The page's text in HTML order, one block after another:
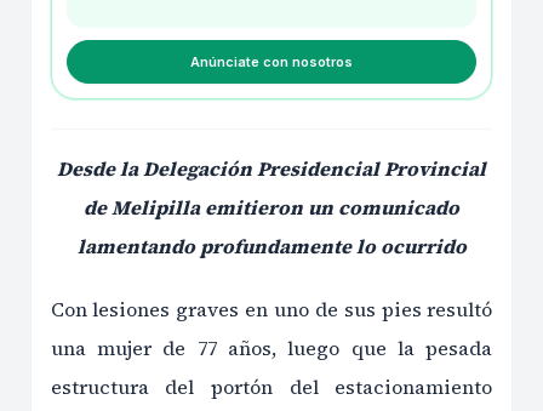
Anúnciate con nosotros
Desde la Delegación Presidencial Provincial
de Melipilla emitieron un comunicado
lamentando profundamente lo ocurrido
Con lesiones graves en uno de sus pies resultó
una mujer de 77 años, luego que lapesada
estructura del portón del estacionamiento